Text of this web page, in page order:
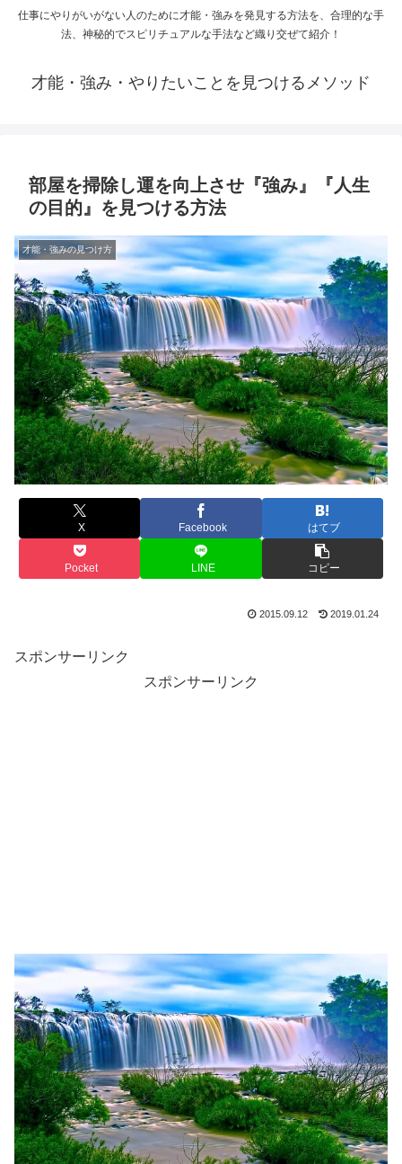
仕事にやりがいがない人のために才能・強みを発見する方法を、合理的な手
法、神秘的でスピリチュアルな手法など織り交ぜて紹介！
才能・強み・やりたいことを見つけるメソッド
部屋を掃除し運を向上させ『強み』『人生
の目的』を見つける方法
才能・強みの見つけ方
X Facebook はてブ
Pocket LINE コピー
2015.09.12 2019.01.24
スポンサーリンク
スポンサーリンク